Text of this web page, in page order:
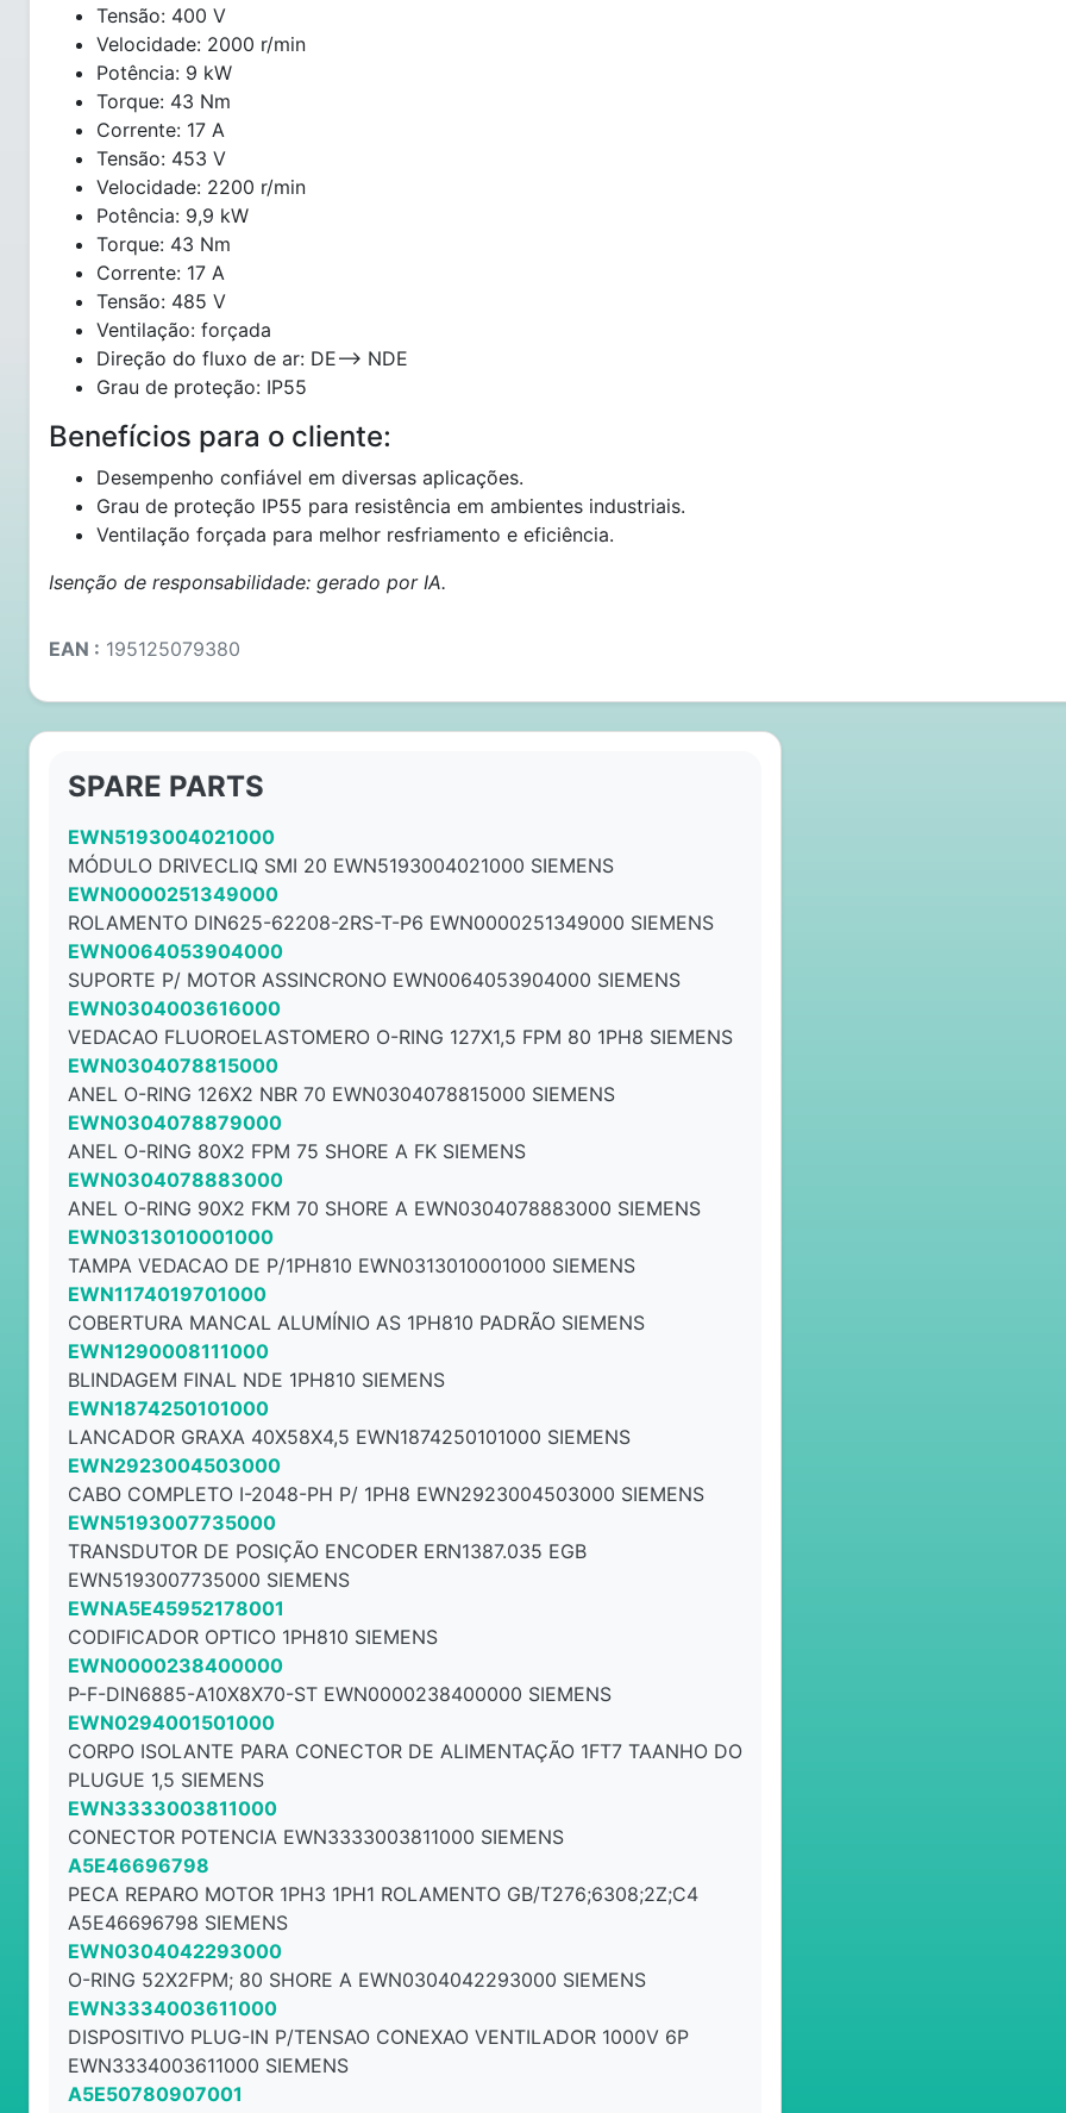
Tensão: 400 V
Velocidade: 2000 r/min
Potência: 9 kW
Torque: 43 Nm
Corrente: 17 A
Tensão: 453 V
Velocidade: 2200 r/min
Potência: 9,9 kW
Torque: 43 Nm
Corrente: 17 A
Tensão: 485 V
Ventilação: forçada
Direção do fluxo de ar: DE--> NDE
Grau de proteção: IP55
Benefícios para o cliente:
Desempenho confiável em diversas aplicações.
Grau de proteção IP55 para resistência em ambientes industriais.
Ventilação forçada para melhor resfriamento e eficiência.
Isenção de responsabilidade: gerado por IA.
EAN : 195125079380
SPARE PARTS
EWN5193004021000
MÓDULO DRIVECLIQ SMI 20 EWN5193004021000 SIEMENS
EWN0000251349000
ROLAMENTO DIN625-62208-2RS-T-P6 EWN0000251349000 SIEMENS
EWN0064053904000
SUPORTE P/ MOTOR ASSINCRONO EWN0064053904000 SIEMENS
EWN0304003616000
VEDACAO FLUOROELASTOMERO O-RING 127X1,5 FPM 80 1PH8 SIEMENS
EWN0304078815000
ANEL O-RING 126X2 NBR 70 EWN0304078815000 SIEMENS
EWN0304078879000
ANEL O-RING 80X2 FPM 75 SHORE A FK SIEMENS
EWN0304078883000
ANEL O-RING 90X2 FKM 70 SHORE A EWN0304078883000 SIEMENS
EWN0313010001000
TAMPA VEDACAO DE P/1PH810 EWN0313010001000 SIEMENS
EWN1174019701000
COBERTURA MANCAL ALUMÍNIO AS 1PH810 PADRÃO SIEMENS
EWN1290008111000
BLINDAGEM FINAL NDE 1PH810 SIEMENS
EWN1874250101000
LANCADOR GRAXA 40X58X4,5 EWN1874250101000 SIEMENS
EWN2923004503000
CABO COMPLETO I-2048-PH P/ 1PH8 EWN2923004503000 SIEMENS
EWN5193007735000
TRANSDUTOR DE POSIÇÃO ENCODER ERN1387.035 EGB
EWN5193007735000 SIEMENS
EWNA5E45952178001
CODIFICADOR OPTICO 1PH810 SIEMENS
EWN0000238400000
P-F-DIN6885-A10X8X70-ST EWN0000238400000 SIEMENS
EWN0294001501000
CORPO ISOLANTE PARA CONECTOR DE ALIMENTAÇÃO 1FT7 TAANHO DO
PLUGUE 1,5 SIEMENS
EWN3333003811000
CONECTOR POTENCIA EWN3333003811000 SIEMENS
A5E46696798
PECA REPARO MOTOR 1PH3 1PH1 ROLAMENTO GB/T276;6308;2Z;C4
A5E46696798 SIEMENS
EWN0304042293000
O-RING 52X2FPM; 80 SHORE A EWN0304042293000 SIEMENS
EWN3334003611000
DISPOSITIVO PLUG-IN P/TENSAO CONEXAO VENTILADOR 1000V 6P
EWN3334003611000 SIEMENS
A5E50780907001